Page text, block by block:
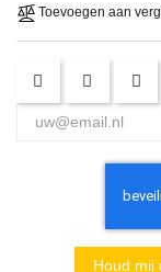
Toevoegen aan
Houd mij